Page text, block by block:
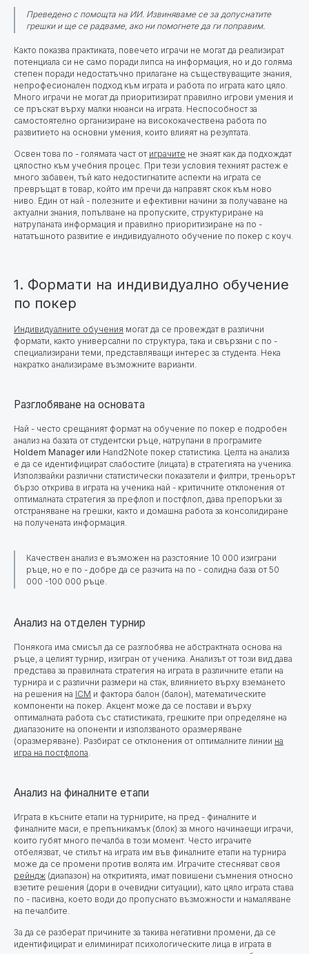
Преведено с помощта на ИИ. Извиняваме се за допуснатите
грешки и ще се радваме, ако ни помогнете да ги поправим.
Както показва практиката, повечето играчи не могат да реализират
потенциала си не само поради липса на информация, но и до голяма
степен поради недостатъчно прилагане на съществуващите знания,
непрофесионален подход към играта и работа по играта като цяло.
Много играчи не могат да приоритизират правилно игрови умения и
се пръскат върху малки нюанси на играта. Неспособност за
самостоятелно организиране на висококачествена работа по
развитието на основни умения, които влияят на резултата.
Освен това по - голямата част от играчите не знаят как да подхождат
цялостно към учебния процес. При тези условия техният растеж е
много забавен, тъй като недостигнатите аспекти на играта се
превръщат в товар, който им пречи да направят скок към ново
ниво. Един от най - полезните и ефективни начини за получаване на
актуални знания, попълване на пропуските, структуриране на
натрупаната информация и правилно приоритизиране на по -
нататъшното развитие е индивидуалното обучение по покер с коуч.
1. Формати на индивидуално обучение
по покер
Индивидуалните обучения могат да се провеждат в различни
формати, както универсални по структура, така и свързани с по -
специализирани теми, представляващи интерес за студента. Нека
накратко анализираме възможните варианти.
Разглобяване на основата
Най - често срещаният формат на обучение по покер е подробен
анализ на базата от студентски ръце, натрупани в програмите
Holdem Manager или Hand2Note покер статистика. Целта на анализа
е да се идентифицират слабостите (лицата) в стратегията на ученика.
Използвайки различни статистически показатели и филтри, треньорът
бързо открива в играта на ученика най - критичните отклонения от
оптималната стратегия за префлоп и постфлоп, дава препоръки за
отстраняване на грешки, както и домашна работа за консолидиране
на получената информация.
Качествен анализ е възможен на разстояние 10 000 изиграни
ръце, но е по - добре да се разчита на по - солидна база от 50
000 -100 000 ръце.
Анализ на отделен турнир
Понякога има смисъл да се разглобява не абстрактната основа на
ръце, а целият турнир, изигран от ученика. Анализът от този вид дава
представа за правилната стратегия на играта в различните етапи на
турнира и с различни размери на стак, влиянието върху вземането
на решения на ICM и фактора балон (балон), математическите
компоненти на покер. Акцент може да се постави и върху
оптималната работа със статистиката, грешките при определяне на
диапазоните на опоненти и използваното оразмеряване
(оразмеряване). Разбират се отклонения от оптималните линии на
игра на постфлопа
Анализ на финалните етапи
Играта в късните етапи на турнирите, на пред - финалните и
финалните маси, е препъникамък (блок) за много начинаещи играчи,
които губят много печалба в този момент. Често играчите
отбелязват, че стилът на играта им във финалните етапи на турнира
може да се промени против волята им. Играчите стесняват своя
рейндж (диапазон) на откритията, имат повишени съмнения относно
взетите решения (дори в очевидни ситуации), като цяло играта става
по - пасивна, което води до пропуснато възможности и намаляване
на печалбите.
За да се разберат причините за такива негативни промени, да се
идентифицират и елиминират психологическите лица в играта в